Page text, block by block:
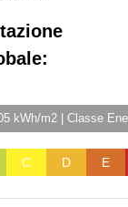
C D E
kWh/m2 | Classe